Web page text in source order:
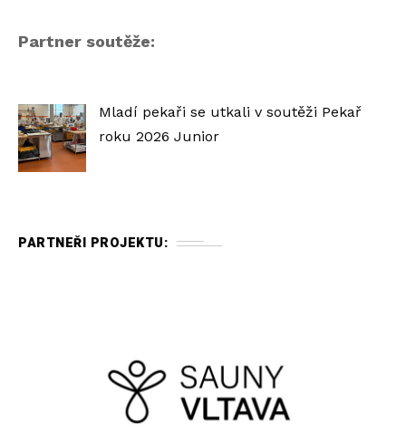
Partner soutěže:
Mladí pekaři se utkali v soutěži Pekař
roku 2026 Junior
PARTNEŘI PROJEKTU: